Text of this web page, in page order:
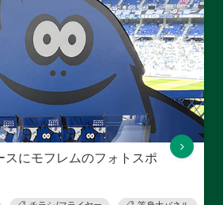
にモフレムのフォトスポ